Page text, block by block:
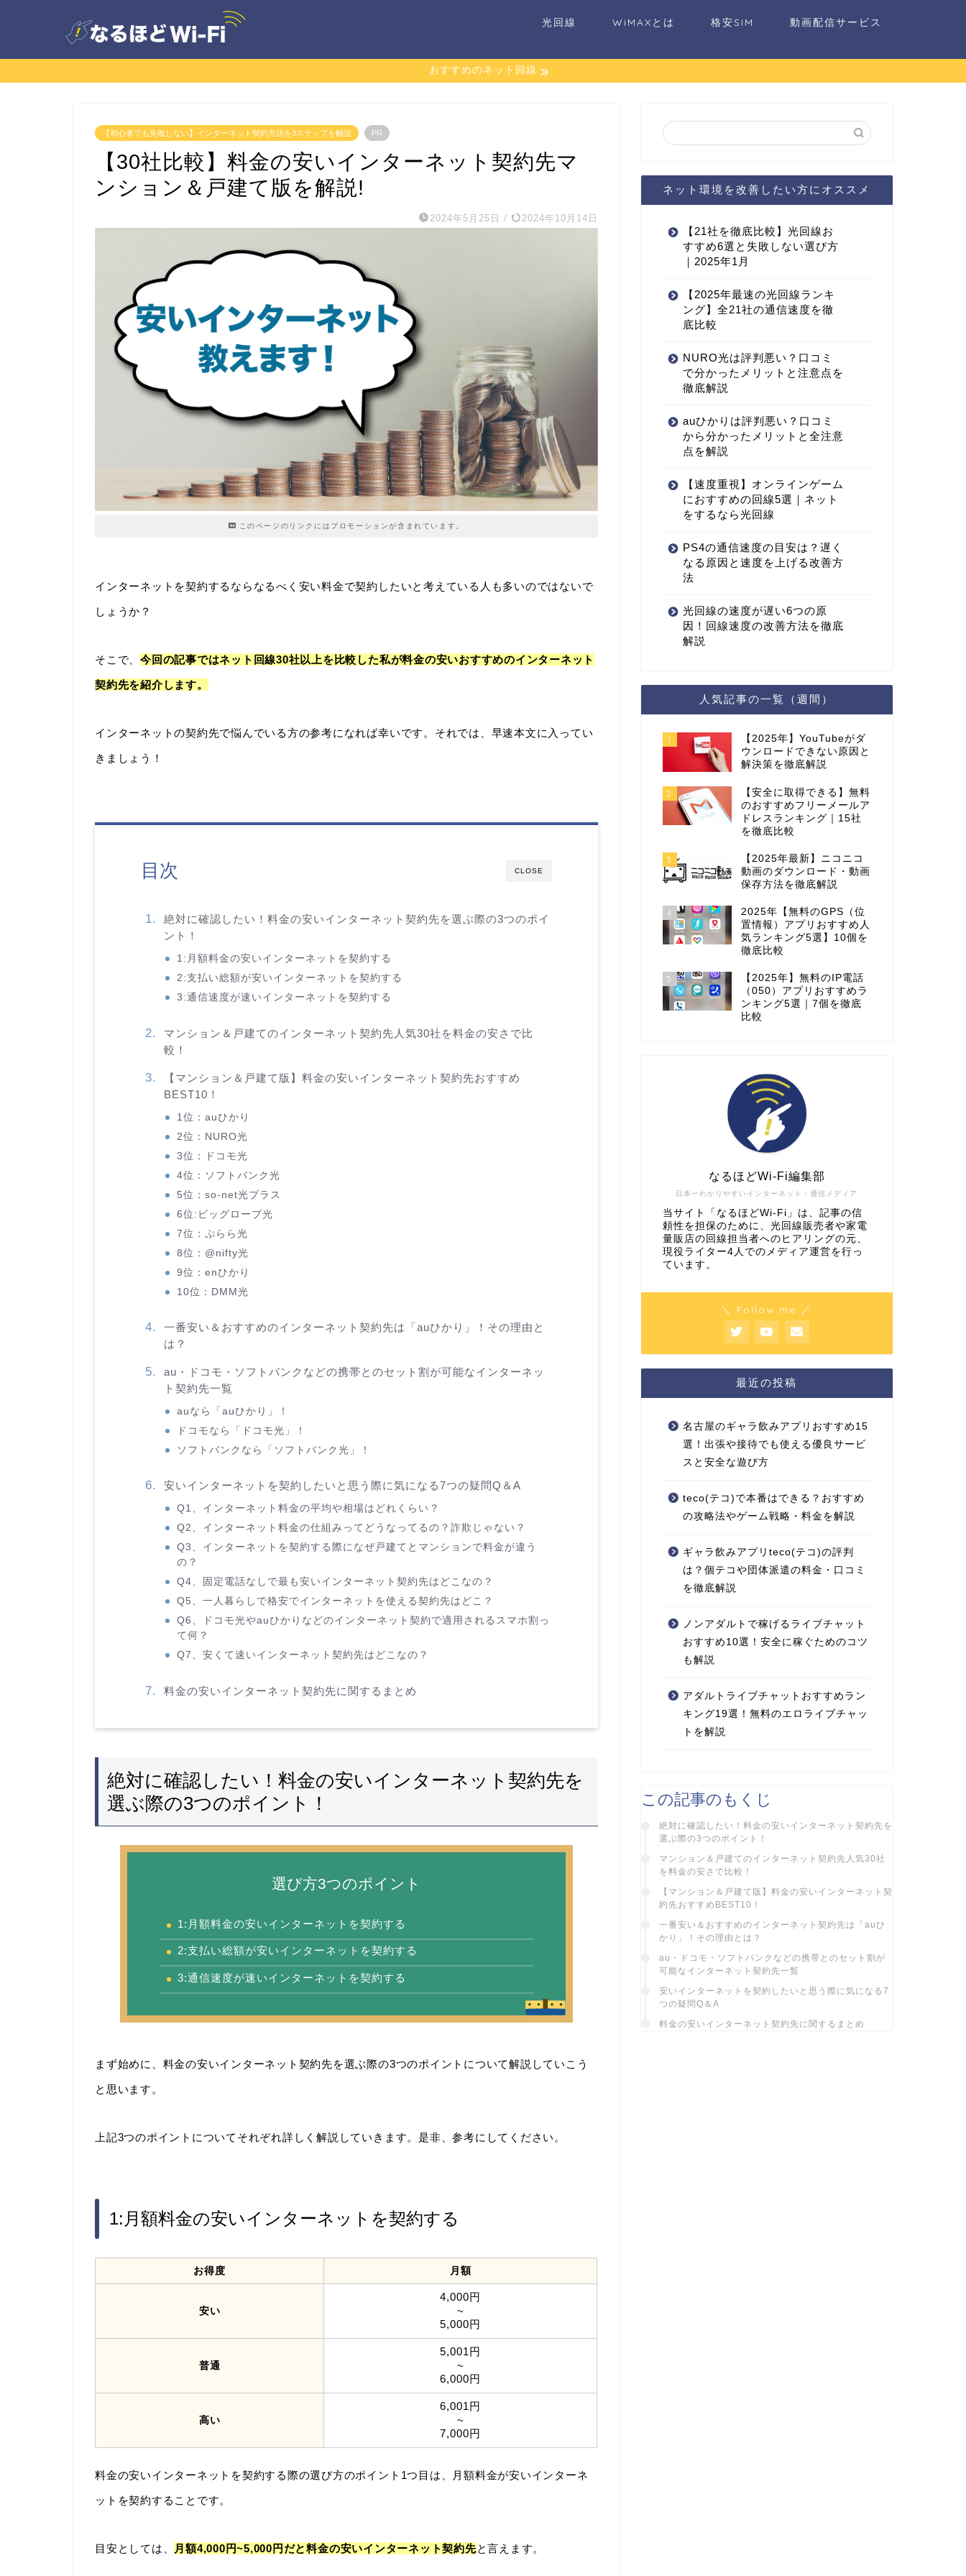
光回線 WiMAXとは 格安SIM 動画配信サービス
おすすめのネット回線
【初心者でも失敗しない】インターネット契約方法を3ステップを解説 PR
【30社比較】料金の安いインターネット契約先マ
ンション＆戸建て版を解説!
2024年5月25日 / 2024年10月14日
このページのリンクにはプロモーションが含まれています。
インターネットを契約するならなるべく安い料金で契約したいと考えている人も多いのではないで
しょうか？
そこで、今回の記事ではネット回線30社以上を比較した私が料金の安いおすすめのインターネット
契約先を紹介します。
インターネットの契約先で悩んでいる方の参考になれば幸いです。それでは、早速本文に入ってい
きましょう！
CLOSE
目次
絶対に確認したい！料金の安いインターネット契約先を選ぶ際の3つのポイ
ント！
1:月額料金の安いインターネットを契約する
2:支払い総額が安いインターネットを契約する
3:通信速度が速いインターネットを契約する
マンション＆戸建てのインターネット契約先人気30社を料金の安さで比
較！
【マンション＆戸建て版】料金の安いインターネット契約先おすすめ
BEST10！
1位：auひかり
2位：NURO光
3位：ドコモ光
4位：ソフトバンク光
5位：so-net光プラス
6位:ビッグローブ光
7位：ぷらら光
8位：@nifty光
9位：enひかり
10位：DMM光
一番安い＆おすすめのインターネット契約先は「auひかり」！その理由と
は？
au・ドコモ・ソフトバンクなどの携帯とのセット割が可能なインターネッ
ト契約先一覧
auなら「auひかり」！
ドコモなら「ドコモ光」！
ソフトバンクなら「ソフトバンク光」！
安いインターネットを契約したいと思う際に気になる7つの疑問Q＆A
Q1、インターネット料金の平均や相場はどれくらい？
Q2、インターネット料金の仕組みってどうなってるの？詐欺じゃない？
Q3、インターネットを契約する際になぜ戸建てとマンションで料金が違う
の？
Q4、固定電話なしで最も安いインターネット契約先はどこなの？
Q5、一人暮らしで格安でインターネットを使える契約先はどこ？
Q6、ドコモ光やauひかりなどのインターネット契約で適用されるスマホ割っ
て何？
Q7、安くて速いインターネット契約先はどこなの？
料金の安いインターネット契約先に関するまとめ
絶対に確認したい！料金の安いインターネット契約先を
選ぶ際の3つのポイント！
選び方3つのポイント
1:月額料金の安いインターネットを契約する
2:支払い総額が安いインターネットを契約する
3:通信速度が速いインターネットを契約する
まず始めに、料金の安いインターネット契約先を選ぶ際の3つのポイントについて解説していこう
と思います。
上記3つのポイントについてそれぞれ詳しく解説していきます。是非、参考にしてください。
1:月額料金の安いインターネットを契約する
お得度 月額
安い
4,000円
~
5,000円
普通
5,001円
~
6,000円
高い
6,001円
~
7,000円
料金の安いインターネットを契約する際の選び方のポイント1つ目は、月額料金が安いインターネ
ットを契約することです。
目安としては、 月額4,000円~5,000円だと料金の安いインターネット契約先と言えます。
ネット環境を改善したい方にオススメ
【21社を徹底比較】光回線お
すすめ6選と失敗しない選び方
｜2025年1月
【2025年最速の光回線ランキ
ング】全21社の通信速度を徹
底比較
NURO光は評判悪い？口コミ
で分かったメリットと注意点を
徹底解説
auひかりは評判悪い？口コミ
から分かったメリットと全注意
点を解説
【速度重視】オンラインゲーム
におすすめの回線5選｜ネット
をするなら光回線
PS4の通信速度の目安は？遅く
なる原因と速度を上げる改善方
法
光回線の速度が遅い6つの原
因！回線速度の改善方法を徹底
解説
人気記事の一覧（週間）
1
【2025年】YouTubeがダ
ウンロードできない原因と
解決策を徹底解説
2
【安全に取得できる】無料
のおすすめフリーメールア
ドレスランキング｜15社
を徹底比較
3
【2025年最新】ニコニコ
動画のダウンロード・動画
保存方法を徹底解説
4
2025年【無料のGPS（位
置情報）アプリおすすめ人
気ランキング5選】10個を
徹底比較
5
【2025年】無料のIP電話
（050）アプリおすすめラ
ンキング5選｜7個を徹底
比較
日本一わかりやすいインターネット・通信メディア
なるほどWi-Fi編集部
当サイト「なるほどWi-Fi」は、記事の信
頼性を担保のために、光回線販売者や家電
量販店の回線担当者へのヒアリングの元、
現役ライター4人でのメディア運営を行っ
ています。
＼ Follow me ／
最近の投稿
名古屋のギャラ飲みアプリおすすめ15
選！出張や接待でも使える優良サービ
スと安全な遊び方
teco(テコ)で本番はできる？おすすめ
の攻略法やゲーム戦略・料金を解説
ギャラ飲みアプリteco(テコ)の評判
は？個テコや団体派遣の料金・口コミ
を徹底解説
ノンアダルトで稼げるライブチャット
おすすめ10選！安全に稼ぐためのコツ
も解説
アダルトライブチャットおすすめラン
キング19選！無料のエロライブチャッ
トを解説
この記事のもくじ
絶対に確認したい！料金の安いインターネット契約先を
選ぶ際の3つのポイント！
マンション＆戸建てのインターネット契約先人気30社
を料金の安さで比較！
【マンション＆戸建て版】料金の安いインターネット契
約先おすすめBEST10！
一番安い＆おすすめのインターネット契約先は「auひ
かり」！その理由とは？
au・ドコモ・ソフトバンクなどの携帯とのセット割が
可能なインターネット契約先一覧
安いインターネットを契約したいと思う際に気になる7
つの疑問Q＆A
料金の安いインターネット契約先に関するまとめ